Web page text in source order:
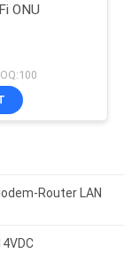
ONU
Router LAN